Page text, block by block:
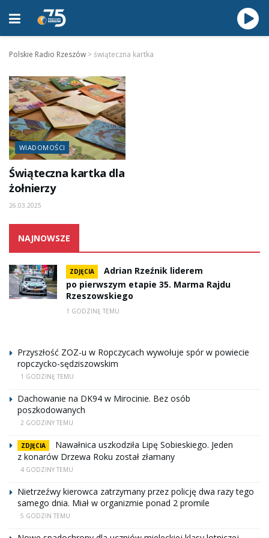
Polskie Radio Rzeszów >świąteczna kartka
WIADOMOŚCI
Świąteczna kartka dla
żołnierzy
26.03.2025
NAJNOWSZE
ZDJĘCIA
Adrian Rzeźnik liderem
po pierwszym etapie 35. Marma Rajdu
Rzeszowskiego
1 GODZINĘ TEMU
Przyszłość ZOZ-u w Ropczycach wywołuje spór w powiecie
ropczycko-sędziszowskim
1 GODZINĘ TEMU
Dachowanie na DK94 w Mirocinie. Bez osób
poszkodowanych
2 GODZINY TEMU
ZDJĘCIA
Nawałnica uszkodziła Lipę Sobieskiego. Jeden
z konarów Drzewa Roku został złamany
4 GODZINY TEMU
Nietrzeźwy kierowca zatrzymany przez policję dwa razy tego
samego dnia. Miał w organizmie ponad 2 promile
5 GODZIN TEMU